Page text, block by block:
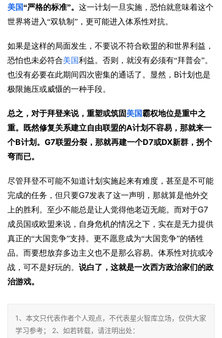
美国“严格的标准”。 这一计划一旦实施，恐怕就意味着这个
世界将进入“双轨制”，更可能进入体系性对抗。
如果是这样的局面发生，不要说不符合欧盟的和世界利益，
恐怕也未必符合美国利益。否则，就没有必须有“拜普会”。
也没有必要在此期间四次密集的通话了。显然， B计划也是
极限施压或威慑的一种手段。
总之，对于拜登来说，重塑或筑固美国霸权地位是重中之
重。既然修复关系建立自由联盟的A计划不容易，那就来一
个B计划。 G7联盟分裂，那就再建一个D7或DX新群，拐个
弯而已。
尽管拜登不可能不知道计划实施起来有难度，甚至是不可能
完成的任务，但只要G7发表了这一声明，那就算是他外交
上的胜利。至少不能总是让人觉得他老迈无能。而对于G7
成员国或欧盟来说，自身危机的情况之下，实在是无力提供
真正的“大国竞争”支持。更不愿意成为“大国竞争”的牺牲
品。而要想放弃多边主义也不是那么容易。体系性对抗或冷
战，可不是好玩的。 说白了，这就是一次西方政治家们的政
治游戏。
1、本文只代表作者个人观点，不代表星火智库立场，仅供大家
学习参考； 2、如若转载，请注明出处：